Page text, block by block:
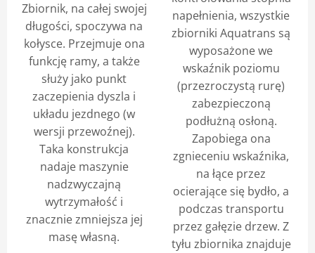
Zbiornik, na całej swojej
długości, spoczywa na
kołysce. Przejmuje ona
funkcję ramy, a także
służy jako punkt
zaczepienia dyszla i
układu jezdnego (w
wersji przewoźnej).
Taka konstrukcja
nadaje maszynie
nadzwyczajną
wytrzymałość i
znacznie zmniejsza jej
masę własną.
napełnienia, wszystkie
zbiorniki Aquatrans są
wyposażone we
wskaźnik poziomu
(przezroczystą rurę)
zabezpieczoną
podłużną osłoną.
Zapobiega ona
zgnieceniu wskaźnika,
na łące przez
ocierające się bydło, a
podczas transportu
przez gałęzie drzew. Z
tyłu zbiornika znajduje